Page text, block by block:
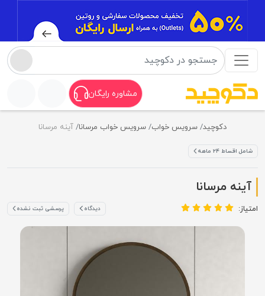
مشاوره رایگان
دکوچید سرویس خواب سرویس خواب مرسانا آینه مرسانا
شامل اقساط ۲۴ ماهه
آینه مرسانا
امتیاز: دیدگاه پرسشی ثبت نشده